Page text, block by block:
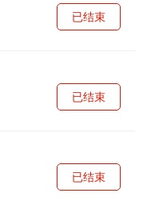
已结束
已结束
已结束